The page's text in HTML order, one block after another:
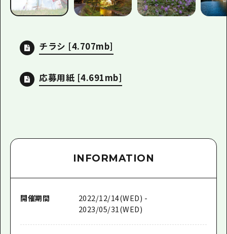
チラシ [4.707mb]
応募用紙 [4.691mb]
INFORMATION
開催期間
2022/12/14(WED) -
2023/05/31(WED)